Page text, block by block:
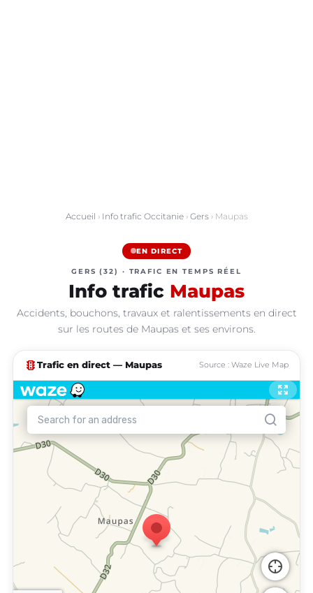
Accueil › Info trafic Occitanie› Gers› Maupas
EN DIRECT
GERS (32) · TRAFIC EN TEMPS RÉEL
Info trafic Maupas
Accidents, bouchons, travaux et ralentissements en direct
sur les routes de Maupas et ses environs.
traffic Trafic en direct — Maupas Source : Waze Live Map